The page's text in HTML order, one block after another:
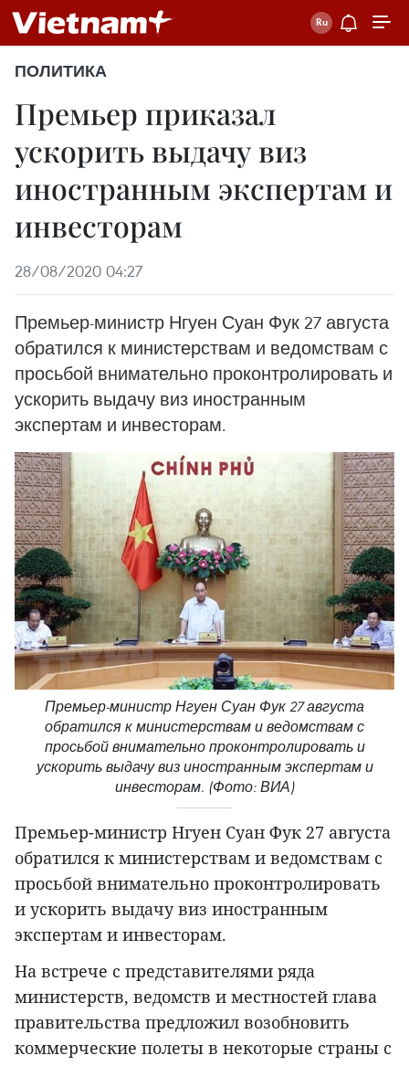
ПОЛИТИКА
Премьер приказал
ускорить выдачу виз
иностранным экспертам и
инвесторам
28/08/2020 04:27
Премьер-министр Нгуен Суан Фук 27 августа
обратился к министерствам и ведомствам с
просьбой внимательно проконтролировать и
ускорить выдачу виз иностранным
экспертам и инвесторам.
Премьер-министр Нгуен Суан Фук 27 августа
обратился к министерствам и ведомствам с
просьбой внимательно проконтролировать и
ускорить выдачу виз иностранным экспертам и
инвесторам. (Фото: ВИА)
Премьер-министр Нгуен Суан Фук 27 августа
обратился к министерствам и ведомствам с
просьбой внимательно проконтролировать
и ускорить выдачу виз иностранным
экспертам и инвесторам.
На встрече с представителями ряда
министерств, ведомств и местностей глава
правительства предложил возобновить
коммерческие полеты в некоторые страны с